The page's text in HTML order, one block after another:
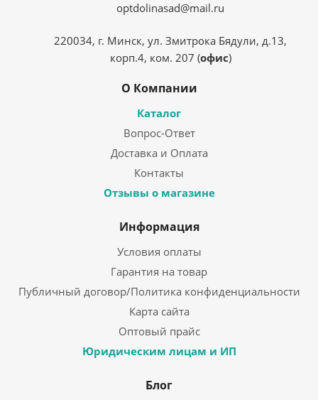
optdolinasad@mail.ru
220034, г. Минск, ул. Змитрока Бядули, д.13,
корп.4, ком. 207 (офис)
О Компании
Каталог
Вопрос-Ответ
Доставка и Оплата
Контакты
Отзывы о магазине
Информация
Условия оплаты
Гарантия на товар
Публичный договор/Политика конфиденциальности
Карта сайта
Оптовый прайс
Юридическим лицам и ИП
Блог